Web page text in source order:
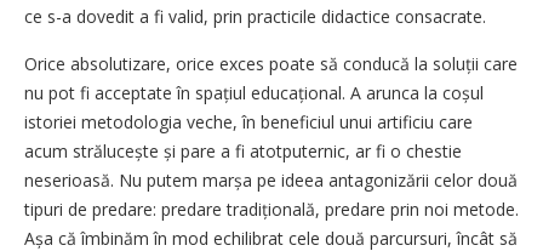
ce s-a dovedit a fi valid, prin practicile didactice consacrate.
Orice absolutizare, orice exces poate să conducă la soluții care
nu pot fi acceptate în spațiul educațional. A arunca la coșul
istoriei metodologia veche, în beneficiul unui artificiu care
acum strălucește și pare a fi atotputernic, ar fi o chestie
neserioasă. Nu putem marșa pe ideea antagonizării celor două
tipuri de predare: predare tradițională, predare prin noi metode.
Așa că îmbinăm în mod echilibrat cele două parcursuri, încât să